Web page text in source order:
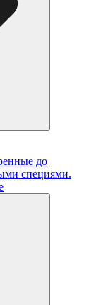
до
специями.